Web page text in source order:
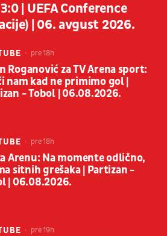
| UEFA Conference
| 06. avgust 2026.
pre 18h
Roganović za TV Arena sport:
nam kad ne primimo gol |
- Tobol | 06.08.2026.
pre 18h
Arenu: Na momente odlično,
sitnih grešaka | Partizan -
| 06.08.2026.
pre 19h